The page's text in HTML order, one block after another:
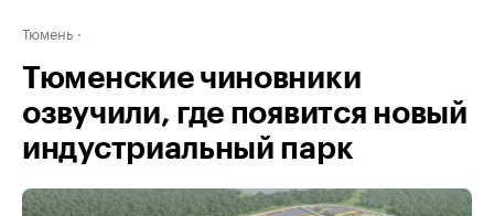
Тюмень
Тюменские чиновники
озвучили, где появится новый
индустриальный парк